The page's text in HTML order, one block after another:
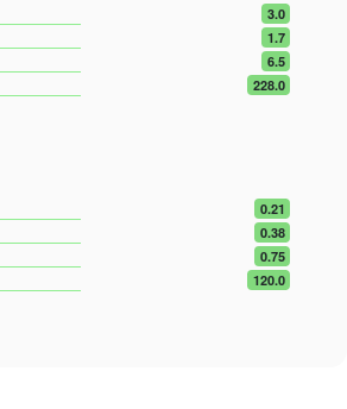
3.0
1.7
6.5
228.0
0.21
0.38
0.75
120.0